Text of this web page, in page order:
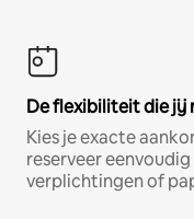
De flexibiliteit die jij
Kies je exacte
reserveer
verplichtingen of